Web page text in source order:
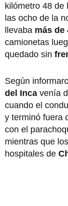
kilómetro 48 de
las ocho de la
llevaba más de
camionetas
quedado sin
Según
del Inca venía
cuando el
y terminó fuera
con el
mientras que
hospitales de